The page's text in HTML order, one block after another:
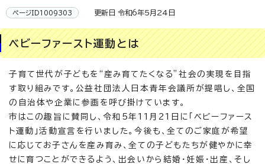
ページID1009303 更新日 令和6年5月24日
ベビーファースト運動とは
子育て世代が子どもを“産み育てたくなる”社会の実現を目指
す取り組みです。公益社団法人日本青年会議所が提唱し、全国
の自治体や企業に参画を呼び掛けています。
市はこの趣旨に賛同し、令和5年11月21日に「ベビーファース
ト運動」活動宣言を行いました。今後も、全てのご家庭が希望
に応じてお子さんを産み育み、全ての子どもたちが健やかに幸
せに育つことができるよう、出会いから結婚・妊娠・出産、そし